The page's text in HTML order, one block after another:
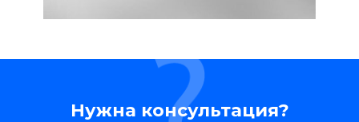
Нужна консультация?